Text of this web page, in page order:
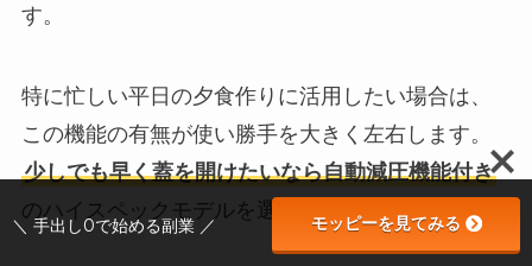
す。
特に忙しい平日の夕食作りに活用したい場合は、
この機能の有無が使い勝手を大きく左右します。
少しでも早く蓋を開けたいなら自動減圧機能付き
のハイスペックモデルを選択肢に入れましょう。
＼ 手出し0で始める副業 ／ モッピーを見てみる